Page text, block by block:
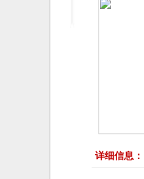
详细信息：